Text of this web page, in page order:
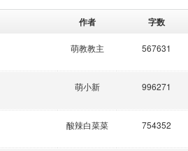
作者 字数
萌教教主 567631
萌小新 996271
酸辣白菜菜 754352